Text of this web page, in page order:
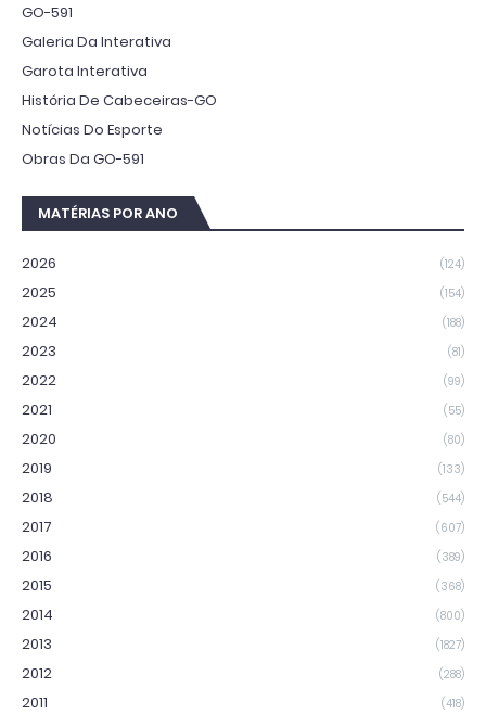
GO-591
Galeria Da Interativa
Garota Interativa
História De Cabeceiras-GO
Notícias Do Esporte
Obras Da GO-591
MATÉRIAS POR ANO
2026 (124)
2025 (154)
2024 (188)
2023 (81)
2022 (99)
2021 (55)
2020 (80)
2019 (133)
2018 (544)
2017 (607)
2016 (389)
2015 (368)
2014 (800)
2013 (1827)
2012 (288)
2011 (418)